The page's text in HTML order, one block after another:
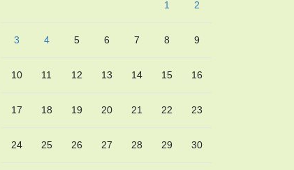
1 2
3 4 5 6 7 8 9
10 11 12 13 14 15 16
17 18 19 20 21 22 23
24 25 26 27 28 29 30